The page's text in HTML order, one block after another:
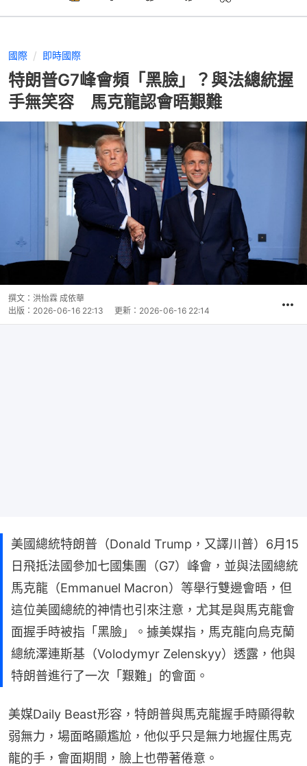
國際 即時國際
特朗普G7峰會頻「黑臉」？與法總統握
手無笑容 馬克龍認會晤艱難
撰文： 洪怡霖 成依華
出版： 2026-06-16 22:13 更新： 2026-06-16 22:14
美國總統特朗普（Donald Trump，又譯川普）6月15
日飛抵法國參加七國集團（G7）峰會，並與法國總統
馬克龍（Emmanuel Macron）等舉行雙邊會晤，但
這位美國總統的神情也引來注意，尤其是與馬克龍會
面握手時被指「黑臉」。據美媒指，馬克龍向烏克蘭
總統澤連斯基（Volodymyr Zelenskyy）透露，他與
特朗普進行了一次「艱難」的會面。
美媒Daily Beast形容，特朗普與馬克龍握手時顯得軟
弱無力，場面略顯尷尬，他似乎只是無力地握住馬克
龍的手，會面期間，臉上也帶著倦意。